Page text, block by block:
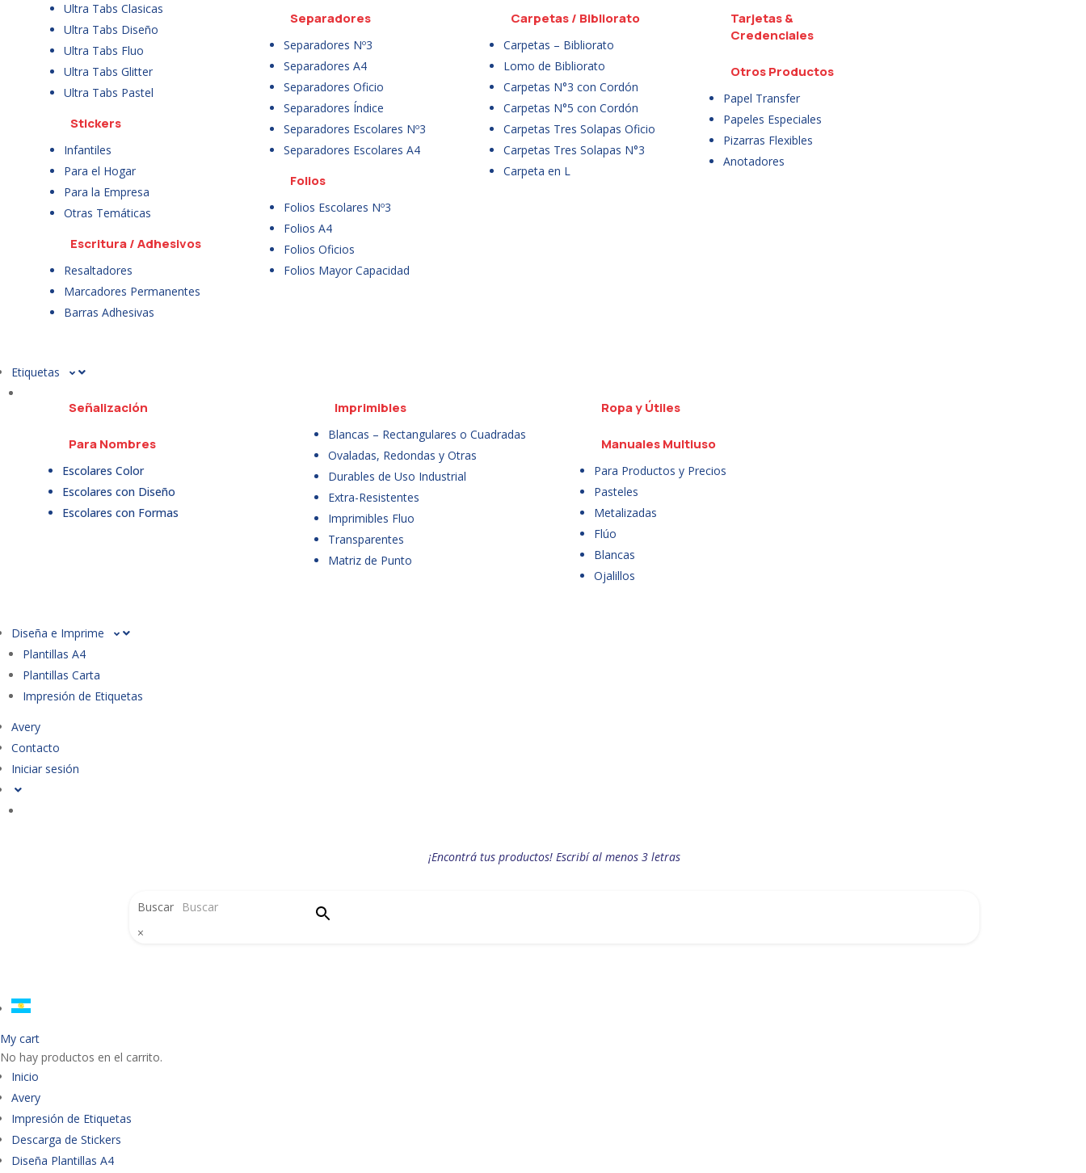
Ultra Tabs Clasicas
Ultra Tabs Diseño
Ultra Tabs Fluo
Ultra Tabs Glitter
Ultra Tabs Pastel
Stickers
Infantiles
Para el Hogar
Para la Empresa
Otras Temáticas
Escritura / Adhesivos
Resaltadores
Marcadores Permanentes
Barras Adhesivas
Separadores
Separadores Nº3
Separadores A4
Separadores Oficio
Separadores Índice
Separadores Escolares Nº3
Separadores Escolares A4
Folios
Folios Escolares Nº3
Folios A4
Folios Oficios
Folios Mayor Capacidad
Carpetas / Bibliorato
Carpetas – Bibliorato
Lomo de Bibliorato
Carpetas N°3 con Cordón
Carpetas N°5 con Cordón
Carpetas Tres Solapas Oficio
Carpetas Tres Solapas N°3
Carpeta en L
Tarjetas &
Credenciales
Otros Productos
Papel Transfer
Papeles Especiales
Pizarras Flexibles
Anotadores
Etiquetas
Señalización
Para Nombres
Escolares Color
Escolares con Diseño
Escolares con Formas
Imprimibles
Blancas – Rectangulares o Cuadradas
Ovaladas, Redondas y Otras
Durables de Uso Industrial
Extra-Resistentes
Imprimibles Fluo
Transparentes
Matriz de Punto
Ropa y Útiles
Manuales Multiuso
Para Productos y Precios
Pasteles
Metalizadas
Flúo
Blancas
Ojalillos
Diseña e Imprime
Plantillas A4
Plantillas Carta
Impresión de Etiquetas
Avery
Contacto
Iniciar sesión
¡Encontrá tus productos! Escribí al menos 3 letras
Buscar
×
My cart
No hay productos en el carrito.
Inicio
Avery
Impresión de Etiquetas
Descarga de Stickers
Diseña Plantillas A4